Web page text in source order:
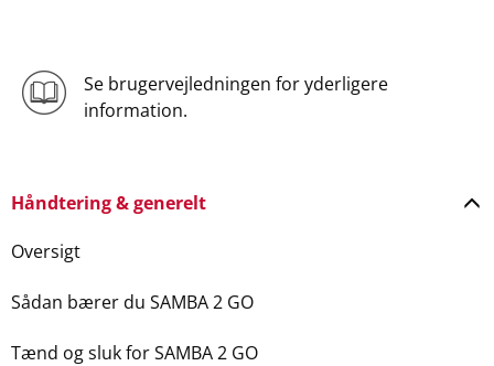
Se brugervejledningen for yderligere
information.
Håndtering & generelt
Oversigt
Sådan bærer du SAMBA 2 GO
Tænd og sluk for SAMBA 2 GO